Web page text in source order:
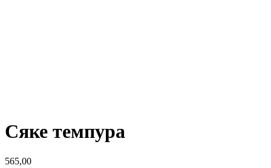
Сяке темпура
565,00